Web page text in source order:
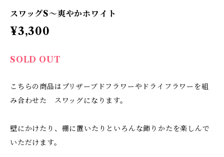
スワッグS〜爽やかホワイト
¥3,300
SOLD OUT
こちらの商品はプリザーブドフラワーやドライフラワーを組
み合わせた スワッグになります。
壁にかけたり、棚に置いたりといろんな飾りかたを楽しんで
いただけます。